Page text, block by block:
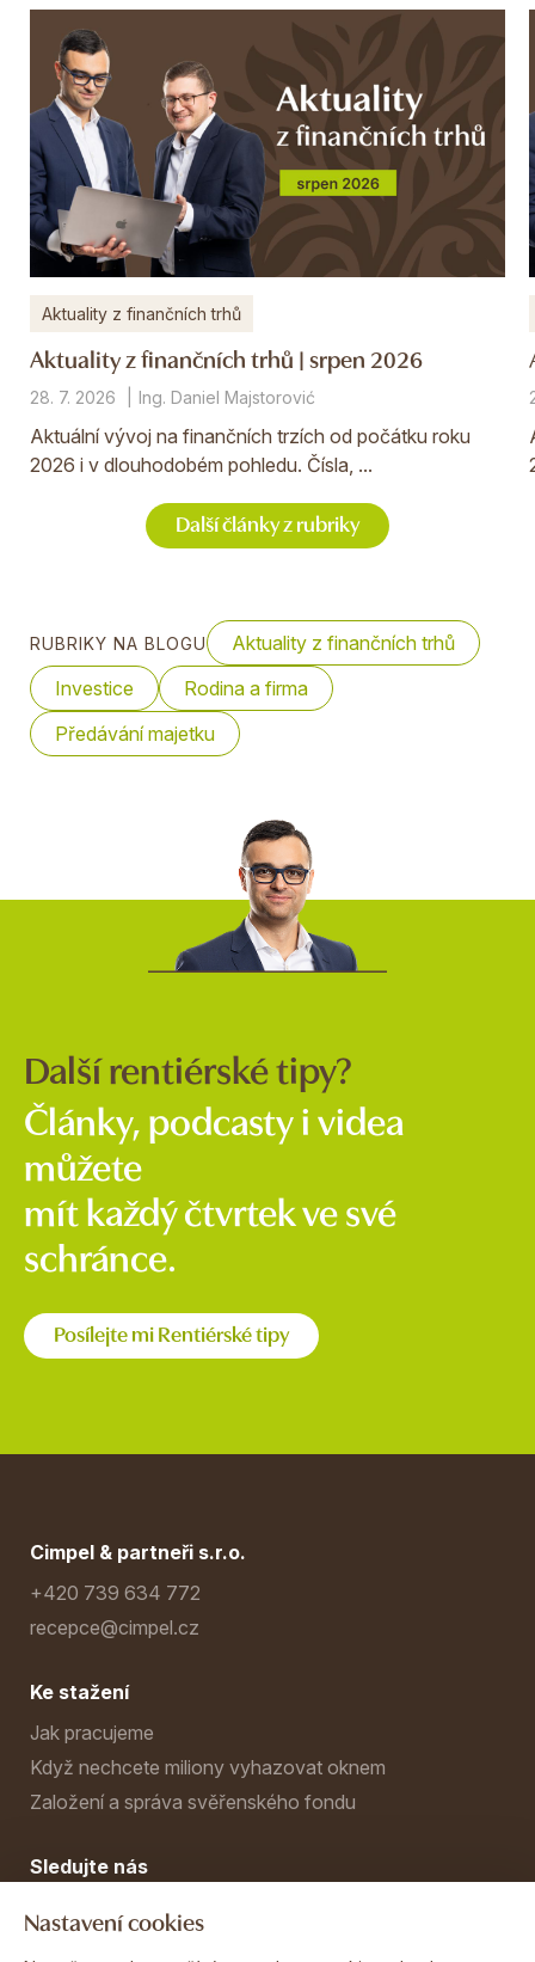
Nastavení cookies
Aktuality z finančních trhů
Aktuality z finančních trhů | srpen 2026
28. 7. 2026 Ing. Daniel Majstorović
Aktuální vývoj na finančních trzích od počátku roku
2026 i v dlouhodobém pohledu. Čísla, ...
Další články z rubriky
RUBRIKY NA BLOGU
Aktuality z finančních trhů
Investice
Rodina a firma
Předávání majetku
Další rentiérské tipy?
Články, podcasty i videa
můžete
mít každý čtvrtek ve své
schránce.
Posílejte mi Rentiérské tipy
Cimpel & partneři s.r.o.
+420 739 634 772
recepce@cimpel.cz
Ke stažení
Jak pracujeme
Když nechcete miliony vyhazovat oknem
Založení a správa svěřenského fondu
Sledujte nás